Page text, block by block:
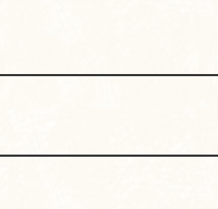
ご利用いただけます。